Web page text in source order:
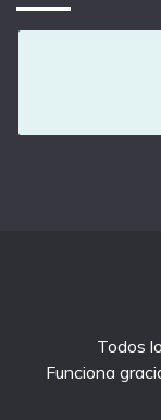
Todos
Funciona